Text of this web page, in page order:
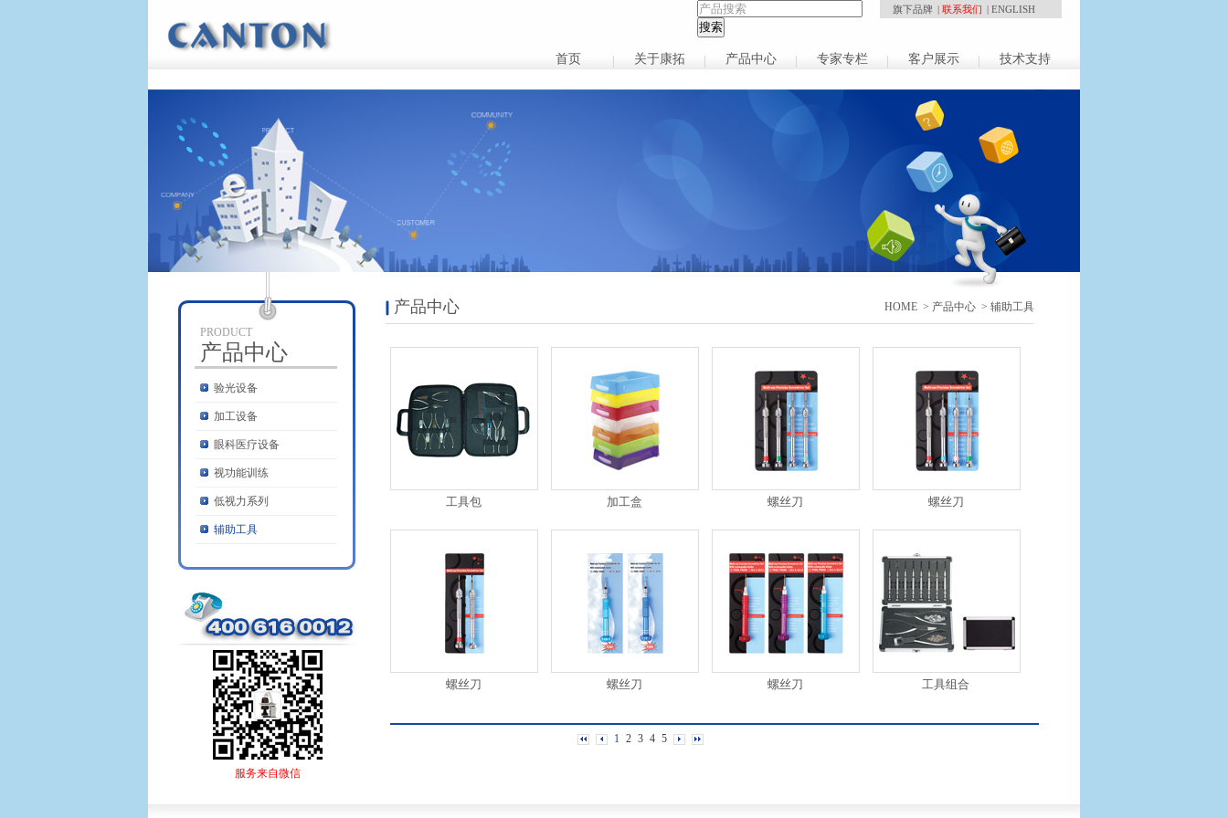
旗下品牌 | 联系我们 | ENGLISH
首页 关于康拓 产品中心 专家专栏 客户展示 技术支持
PRODUCT
产品中心
验光设备
加工设备
眼科医疗设备
视功能训练
低视力系列
辅助工具
服务来自微信
产品中心 HOME > 产品中心 > 辅助工具
工具包 加工盒 螺丝刀 螺丝刀
螺丝刀 螺丝刀 螺丝刀 工具组合
1 2 3 4 5